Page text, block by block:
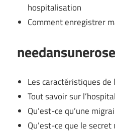
hospitalisation
Comment enregistrer
Les caractéristiques
Tout savoir sur
Qu’est-ce qu’une
Qu’est-ce que le secret